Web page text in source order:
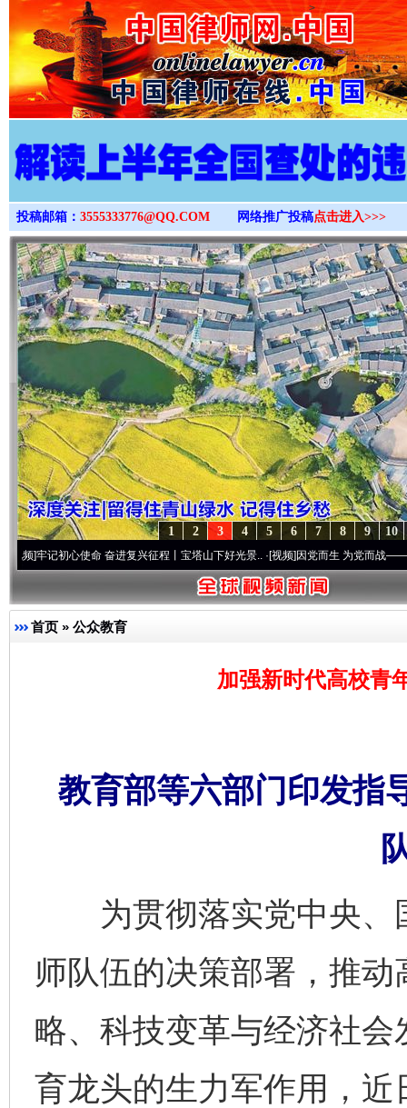
>
投稿邮箱： 3555333776@QQ.COM 网络推广投稿点击进入>>>
10
9
8
7
6
5
4
3
2
1
初心使命 奋进复兴征程丨宝塔山下好光景..·[视频]因党而生 为党而战——百年“纪”
首页 » 公众教育
加强新时代高校青
教育部等六部门印发指
为贯彻落实党中央、
师队伍的决策部署，推
略、科技变革与经济社
育龙头的生力军作用，